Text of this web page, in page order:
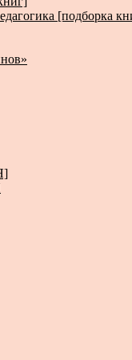
[подборка